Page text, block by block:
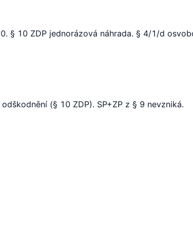
§ 10 ZDP jednorázová náhrada. § 4/1/d
(§ 10 ZDP). SP+ZP z § 9 nevzniká.